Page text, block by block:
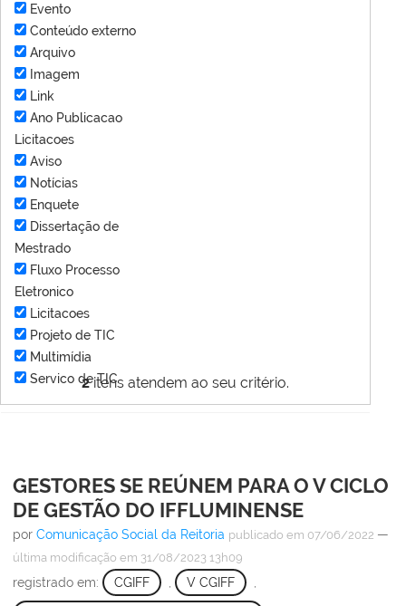
2itens atendem ao seu critério.
Evento
Conteúdo externo
Arquivo
Imagem
Link
Ano Publicacao
Licitacoes
Aviso
Notícias
Enquete
Dissertação de
Mestrado
Fluxo Processo
Eletronico
Licitacoes
Projeto de TIC
Multimídia
Servico de TIC
GESTORES SE REÚNEM PARA O V CICLO
DE GESTÃO DO IFFLUMINENSE
por Comunicação Social da Reitoria publicado em 07/06/2022 —
última modificação em 31/08/2023 13h09
registrado em: CGIFF V CGIFF